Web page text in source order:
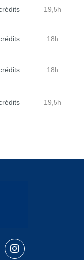
19,5h
18h
18h
19,5h